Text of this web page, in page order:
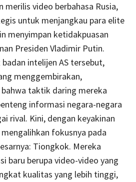
merilis video berbahasa Rusia,
untuk menjangkau para elite
menyimpan ketidakpuasan
Presiden Vladimir Putin.
intelijen AS tersebut,
menggembirakan,
taktik daring mereka
informasi negara-negara
rival. Kini, dengan keyakinan
fokusnya pada
Tiongkok. Mereka
baru berupa video-video yang
kualitas yang lebih tinggi,